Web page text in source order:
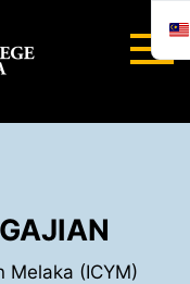
MELAYA
Melaka (ICYM)